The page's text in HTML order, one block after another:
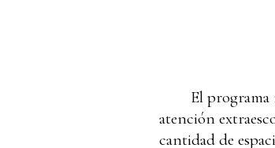
El programa
atención
cantidad de